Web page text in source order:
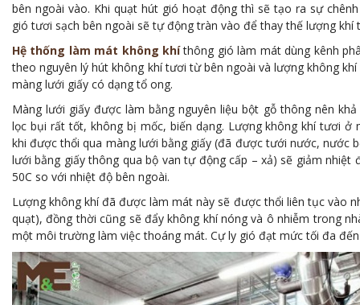
bên ngoài vào. Khi quạt hút gió hoạt động thì sẽ tạo ra sự
gió tươi sạch bên ngoài sẽ tự động tràn vào để thay thế lượng khí
Hệ thống làm mát không khí thông gió làm mát dùng kênh
theo nguyên lý hút không khí tươi từ bên ngoài và lượng không
màng lưới giấy có dạng tổ ong.
Màng lưới giấy được làm bằng nguyên liệu bột gỗ thông nên
lọc bụi rất tốt, không bị mốc, biến dạng. Lượng không khí tươi ở
khi được thổi qua màng lưới bằng giấy (đã được tưới nước, nước
lưới bằng giấy thông qua bộ van tự động cấp – xả) sẽ giảm nhiệt
50C so với nhiệt độ bên ngoài.
Lượng không khí đã được làm mát này sẽ được thổi liên tục vào
quạt), đồng thời cũng sẽ đẩy không khí nóng và ô nhiễm trong
một môi trường làm việc thoáng mát. Cự ly gió đạt mức tối đa